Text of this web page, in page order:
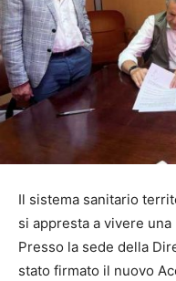
Il sistema sanitario
si appresta a vivere
Presso la sede della
stato firmato il nuovo